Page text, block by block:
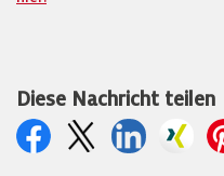
Diese Nachricht teilen